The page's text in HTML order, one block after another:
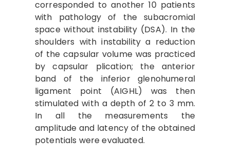
corresponded to another 10 patients
with pathology of the subacromial
space without instability (DSA). In the
shoulders with instability a reduction
of the capsular volume was practiced
by capsular plication; the anterior
band of the inferior glenohumeral
ligament point (AIGHL) was then
stimulated with a depth of 2 to 3 mm.
In all the measurements the
amplitude and latency of the obtained
potentials were evaluated.